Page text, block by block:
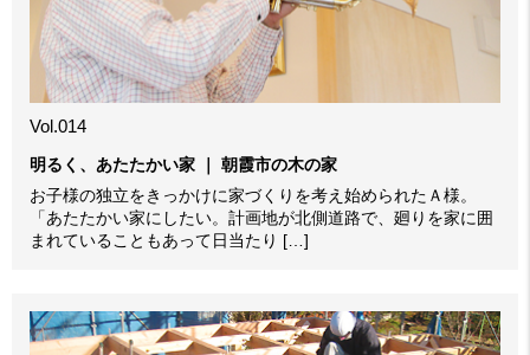
Vol.014
明るく、あたたかい家 ｜ 朝霞市の木の家
お子様の独立をきっかけに家づくりを考え始められたＡ様。
「あたたかい家にしたい。計画地が北側道路で、廻りを家に囲
まれていることもあって日当たり […]